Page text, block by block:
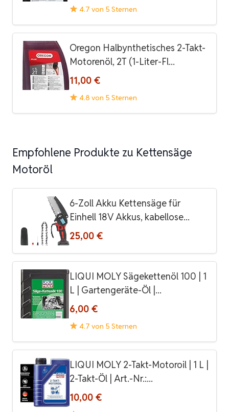
4.7 von 5 Sternen
Oregon Halbynthetisches 2-Takt-
Motorenöl, 2T (1-Liter-Fl...
11,00 €
4.8 von 5 Sternen
Empfohlene Produkte zu Kettensäge
Motoröl
6-Zoll Akku Kettensäge für
Einhell 18V Akkus, kabellose...
25,00 €
LIQUI MOLY Sägekettenöl 100 | 1
L | Gartengeräte-Öl |...
6,00 €
4.7 von 5 Sternen
LIQUI MOLY 2-Takt-Motoroil | 1 L |
2-Takt-Öl | Art.-Nr.:...
10,00 €